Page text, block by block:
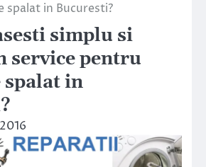
spalat in Bucuresti?
simplu si
service pentru
spalat in